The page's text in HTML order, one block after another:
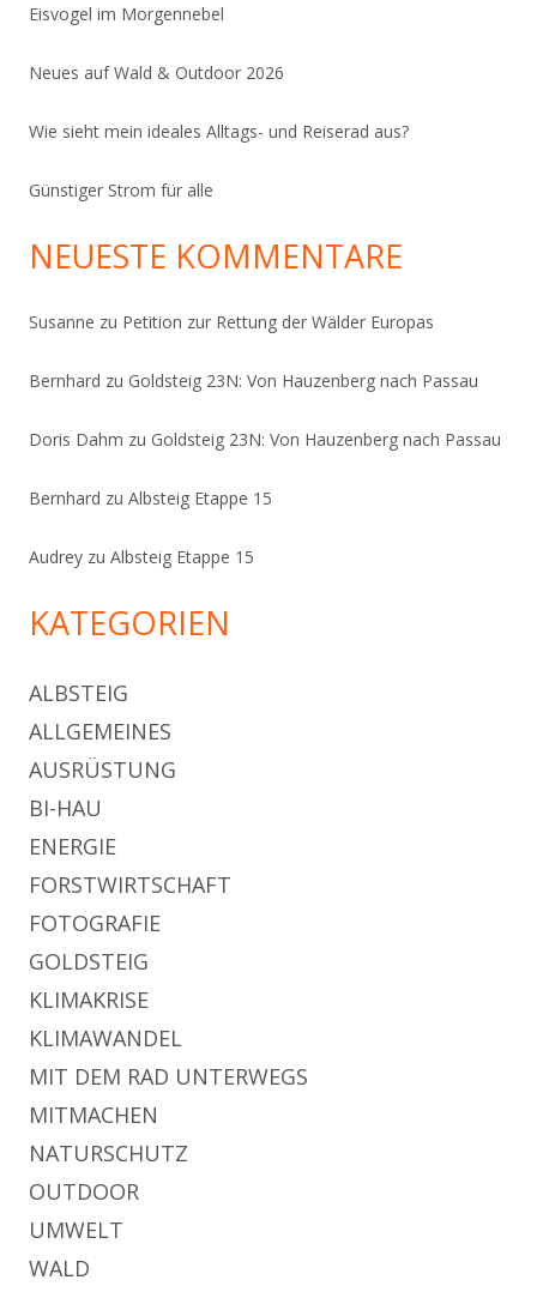
Eisvogel im Morgennebel
Neues auf Wald & Outdoor 2026
Wie sieht mein ideales Alltags- und Reiserad aus?
Günstiger Strom für alle
NEUESTE KOMMENTARE
Susanne zu Petition zur Rettung der Wälder Europas
Bernhard zu Goldsteig 23N: Von Hauzenberg nach Passau
Doris Dahm zu Goldsteig 23N: Von Hauzenberg nach Passau
Bernhard zu Albsteig Etappe 15
Audrey zu Albsteig Etappe 15
KATEGORIEN
ALBSTEIG
ALLGEMEINES
AUSRÜSTUNG
BI-HAU
ENERGIE
FORSTWIRTSCHAFT
FOTOGRAFIE
GOLDSTEIG
KLIMAKRISE
KLIMAWANDEL
MIT DEM RAD UNTERWEGS
MITMACHEN
NATURSCHUTZ
OUTDOOR
UMWELT
WALD